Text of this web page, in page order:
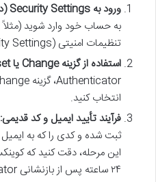
ورود به Security Settings (در صورت امکان):
به حساب خود وارد شوید
تنظیمات امنیتی (Security Settings) بروید.
استفاده از گزینه Change یا Reset:
انتخاب کنید.
فرآیند تأیید ایمیل و کد قدیمی:
ثبت شده و کدی را که به ایمیل
این مرحله، دقت کنید که